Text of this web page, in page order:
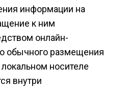
информации на
к ним
онлайн-
обычного размещения
носителе
внутри